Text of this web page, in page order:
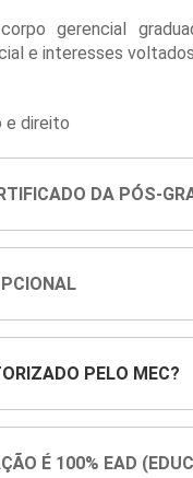
gerencial
e interesses
e direito
DA PÓS-
PELO MEC?
É 100% EAD